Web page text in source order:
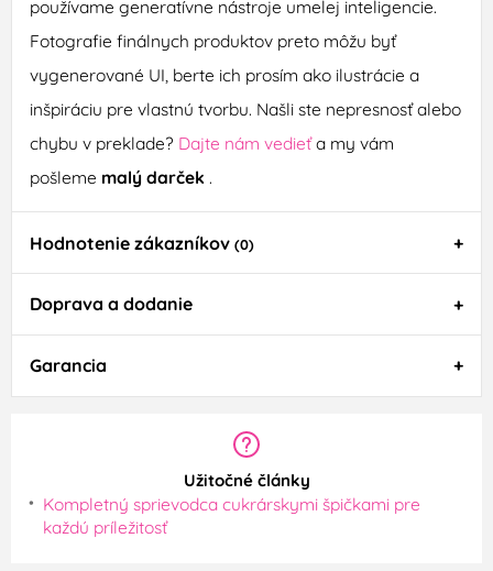
používame generatívne nástroje umelej inteligencie.
Fotografie finálnych produktov preto môžu byť
vygenerované UI, berte ich prosím ako ilustrácie a
inšpiráciu pre vlastnú tvorbu. Našli ste nepresnosť alebo
chybu v preklade? Dajte nám vedieťa my vám
pošleme malý darček .
Hodnotenie zákazníkov (0)
Doprava a dodanie
Garancia
Užitočné články
Kompletný sprievodca cukrárskymi špičkami pre
každú príležitosť